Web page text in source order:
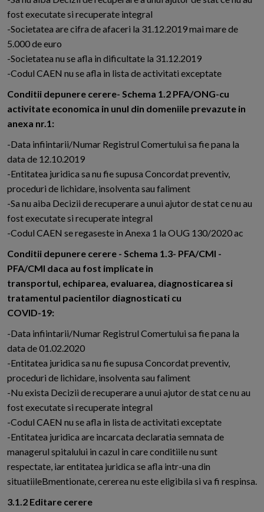
fost executate si recuperate integral
-Societatea are cifra de afaceri la 31.12.2019 mai mare de
5.000 de euro
-Societatea nu se afla in dificultate la 31.12.2019
-Codul CAEN nu se afla in lista de activitati exceptate
Conditii depunere cerere- Schema 1.2 PFA/ONG-cu
activitate economica in unul din domeniile prevazute in
anexa nr.1:
-Data infiintarii/Numar Registrul Comertului sa fie pana la
data de 12.10.2019
-Entitatea juridica sa nu fie supusa Concordat preventiv,
proceduri de lichidare, insolventa sau faliment
-Sa nu aiba Decizii de recuperare a unui ajutor de stat ce nu au
fost executate si recuperate integral
-Codul CAEN se regaseste in Anexa 1 la OUG 130/2020 ac
Conditii depunere cerere - Schema 1.3- PFA/CMI -
PFA/CMI daca au fost implicate in
transportul, echiparea, evaluarea, diagnosticarea si
tratamentul pacientilor diagnosticati cu
COVID-19:
-Data infiintarii/Numar Registrul Comertului sa fie pana la
data de 01.02.2020
-Entitatea juridica sa nu fie supusa Concordat preventiv,
proceduri de lichidare, insolventa sau faliment
-Nu exista Decizii de recuperare a unui ajutor de stat ce nu au
fost executate si recuperate integral
-Codul CAEN nu se afla in lista de activitati exceptate
-Entitatea juridica are incarcata declaratia semnata de
managerul spitalului in cazul in care conditiile nu sunt
respectate, iar entitatea juridica se afla intr-una din
situatiileBmentionate, cererea nu este eligibila si va fi respinsa.
3.1.2 Editare cerere